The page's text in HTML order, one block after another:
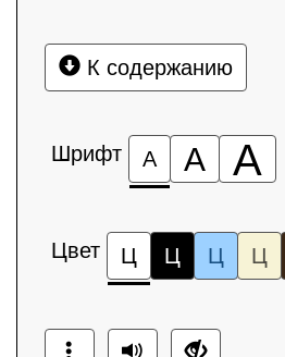
К содержанию
Шрифт А А А
Цвет Ц Ц Ц Ц